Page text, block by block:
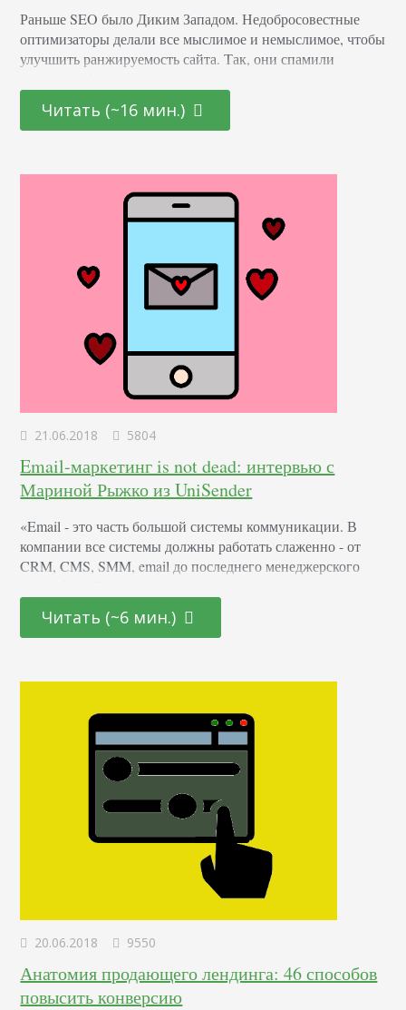
Раньше SEO было Диким Западом. Недобросовестные
оптимизаторы делали все мыслимое и немыслимое, чтобы
улучшить ранжируемость сайта. Так, они спамили
обратные ссылки. Какое-то время эти методы работали.
Сегодня мы имеем дело с гораздо более сложными
обратных ссылок. Он анализирует текст в анкорных…
Читать (~16 мин.)
21.06.2018 5804
Email-маркетинг is not dead: интервью с
Мариной Рыжко из UniSender
«Email - это часть большой системы коммуникации. В
компании все системы должны работать слаженно - от
CRM, CMS, SMM, email до последнего менеджерского
использовать уже готовые интеграции и настраивать
свои.» Марина, здравствуйте! Я хочу начать с
вашей точки зрения,…
Читать (~6 мин.)
20.06.2018 9550
Анатомия продающего лендинга: 46 способов
повысить конверсию